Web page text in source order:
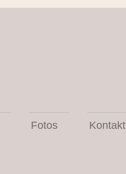
Fotos Kontakt